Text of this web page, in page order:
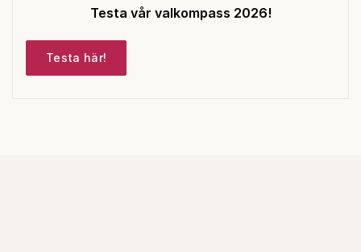
Testa vår valkompass 2026!
Testa här!